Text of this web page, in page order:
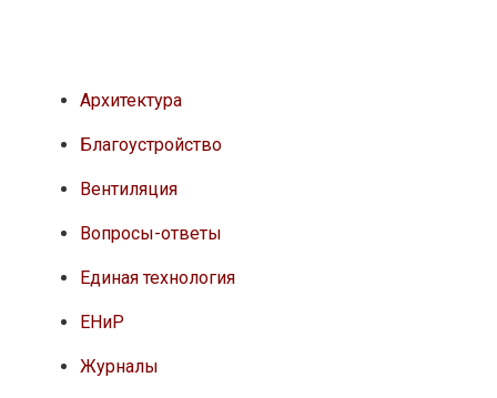
Архитектура
Благоустройство
Вентиляция
Вопросы-ответы
Единая технология
ЕНиР
Журналы